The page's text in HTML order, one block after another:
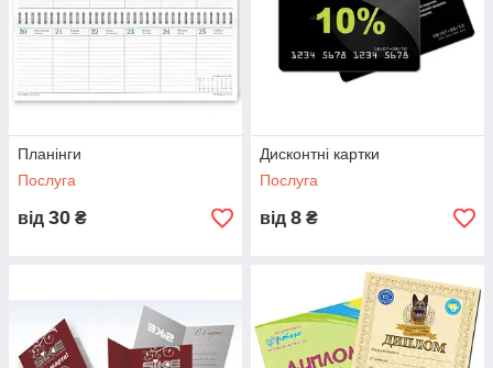
Планінги
Послуга
від 30 ₴
Дисконтні картки
Послуга
від 8 ₴